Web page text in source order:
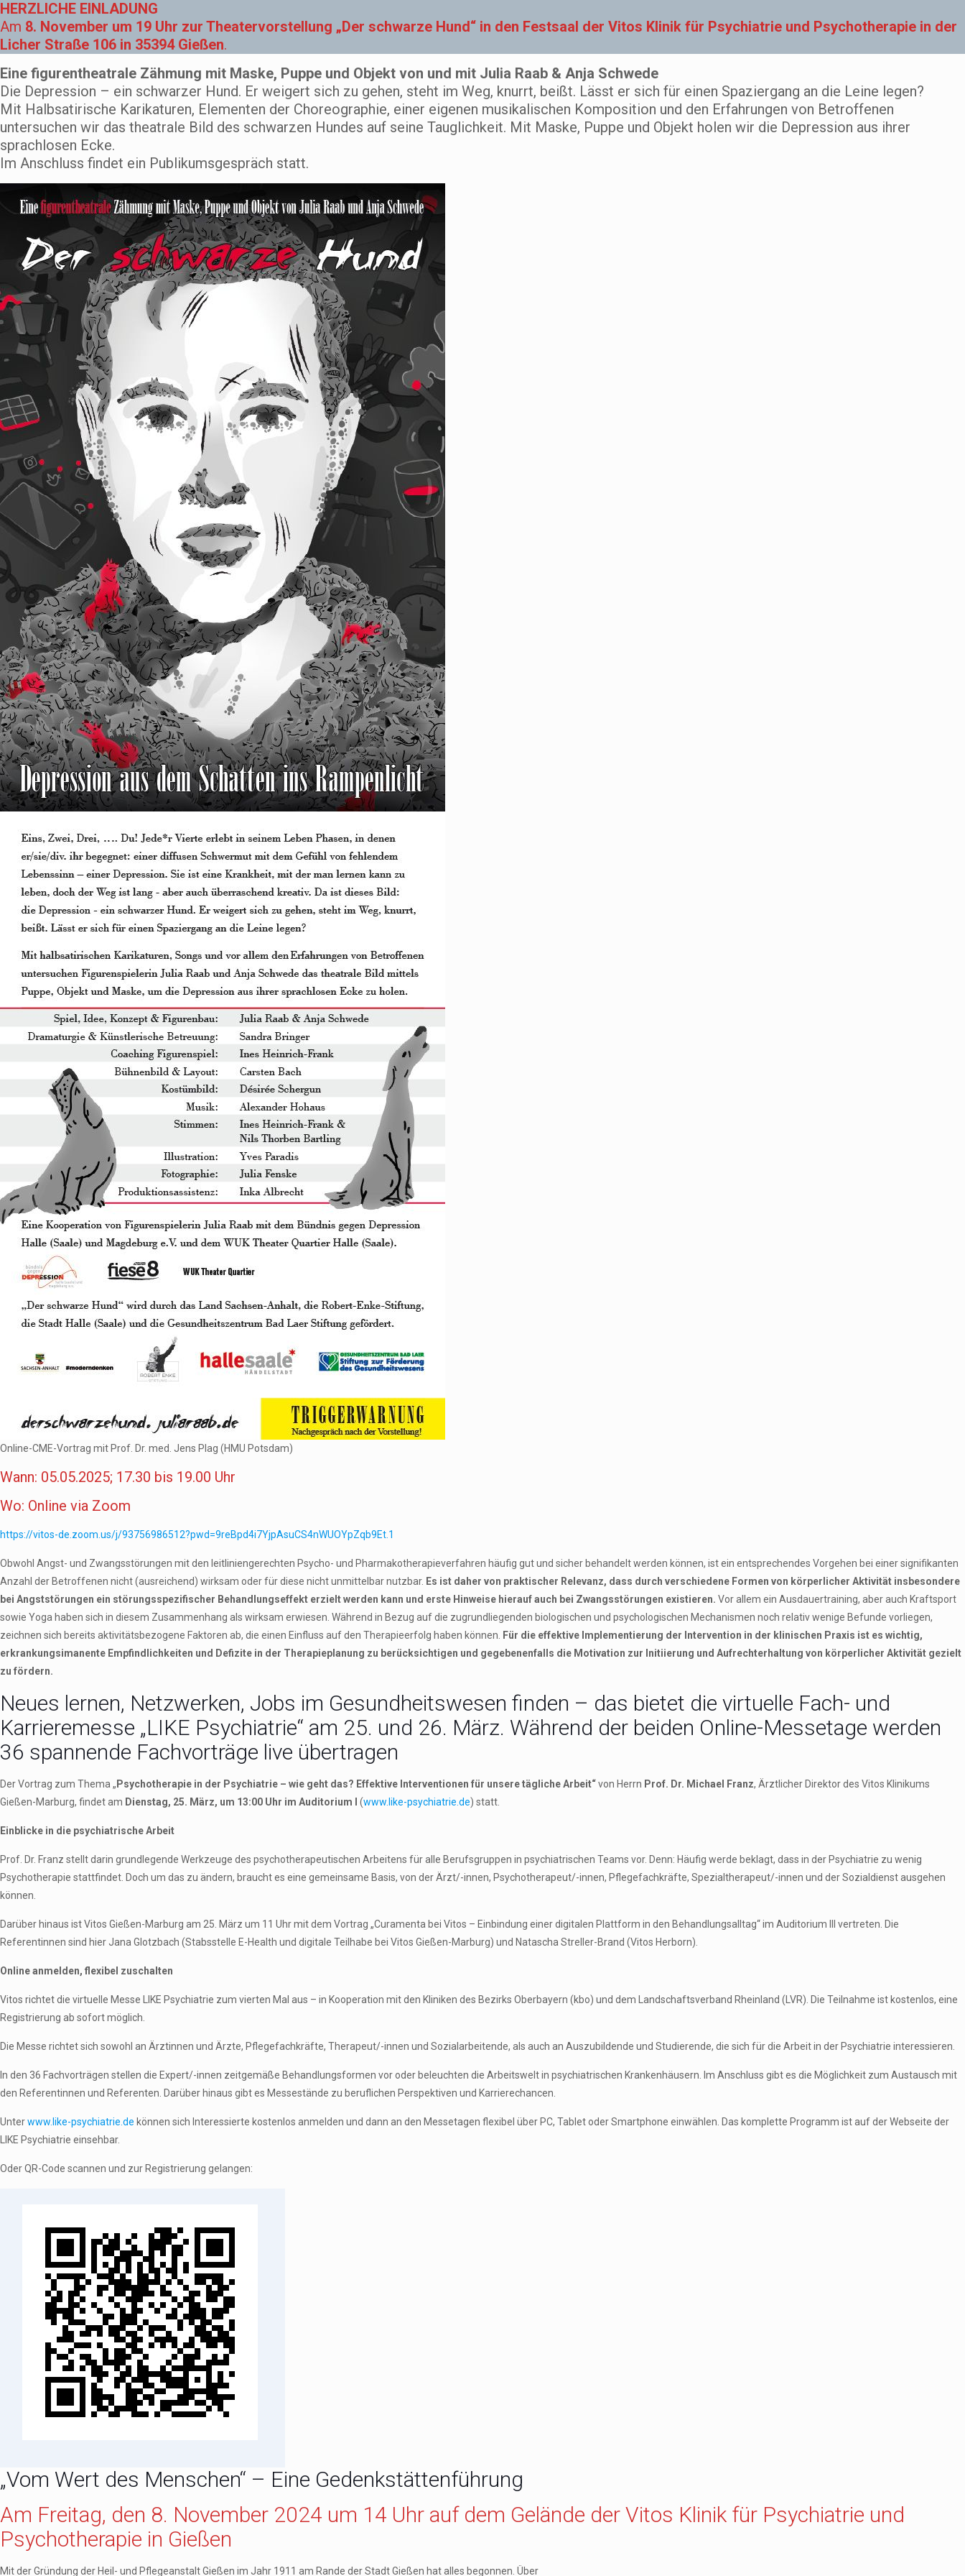
HERZLICHE EINLADUNG
Am 8. November um 19 Uhr zur Theatervorstellung „Der schwarze Hund“ in den Festsaal der Vitos Klinik für Psychiatrie und Psychotherapie in der
Licher Straße 106 in 35394 Gießen.
Eine figurentheatrale Zähmung mit Maske, Puppe und Objekt von und mit Julia Raab & Anja Schwede
Die Depression – ein schwarzer Hund. Er weigert sich zu gehen, steht im Weg, knurrt, beißt. Lässt er sich für einen Spaziergang an die Leine legen?
Mit Halbsatirische Karikaturen, Elementen der Choreographie, einer eigenen musikalischen Komposition und den Erfahrungen von Betroffenen
untersuchen wir das theatrale Bild des schwarzen Hundes auf seine Tauglichkeit. Mit Maske, Puppe und Objekt holen wir die Depression aus ihrer
sprachlosen Ecke.
Im Anschluss findet ein Publikumsgespräch statt.
Online-CME-Vortrag mit Prof. Dr. med. Jens Plag (HMU Potsdam)
Wann: 05.05.2025; 17.30 bis 19.00 Uhr
Wo: Online via Zoom
https://vitos-de.zoom.us/j/93756986512?pwd=9reBpd4i7YjpAsuCS4nWUOYpZqb9Et.1
Obwohl Angst- und Zwangsstörungen mit den leitliniengerechten Psycho- und Pharmakotherapieverfahren häufig gut und sicher behandelt werden können, ist ein entsprechendes Vorgehen bei einer signifikanten
Anzahl der Betroffenen nicht (ausreichend) wirksam oder für diese nicht unmittelbar nutzbar. Es ist daher von praktischer Relevanz, dass durch verschiedene Formen von körperlicher Aktivität insbesondere
bei Angststörungen ein störungsspezifischer Behandlungseffekt erzielt werden kann und erste Hinweise hierauf auch bei Zwangsstörungen existieren. Vor allem ein Ausdauertraining, aber auch Kraftsport
sowie Yoga haben sich in diesem Zusammenhang als wirksam erwiesen. Während in Bezug auf die zugrundliegenden biologischen und psychologischen Mechanismen noch relativ wenige Befunde vorliegen,
zeichnen sich bereits aktivitätsbezogene Faktoren ab, die einen Einfluss auf den Therapieerfolg haben können.
Für die effektive Implementierung der Intervention in der klinischen Praxis ist es wichtig,
erkrankungsimanente Empfindlichkeiten und Defizite in der Therapieplanung zu berücksichtigen und gegebenenfalls die Motivation zur Initiierung und Aufrechterhaltung von körperlicher Aktivität gezielt
zu fördern.
Neues lernen, Netzwerken, Jobs im Gesundheitswesen finden – das bietet die virtuelle Fach- und
Karrieremesse „LIKE Psychiatrie“ am 25. und 26. März. Während der beiden Online-Messetage werden
36 spannende Fachvorträge live übertragen
Der Vortrag zum Thema „ Psychotherapie in der Psychiatrie – wie geht das? Effektive Interventionen für unsere tägliche Arbeit“von Herrn Prof. Dr. Michael Franz, Ärztlicher Direktor des Vitos Klinikums
Gießen-Marburg, findet am Dienstag, 25. März, um 13:00 Uhr im Auditorium I (www.like-psychiatrie.de) statt.
Einblicke in die psychiatrische Arbeit
Prof. Dr. Franz stellt darin grundlegende Werkzeuge des psychotherapeutischen Arbeitens für alle Berufsgruppen in psychiatrischen Teams vor. Denn: Häufig werde beklagt, dass in der Psychiatrie zu wenig
Psychotherapie stattfindet. Doch um das zu ändern, braucht es eine gemeinsame Basis, von der Ärzt/-innen, Psychotherapeut/-innen, Pflegefachkräfte, Spezialtherapeut/-innen und der Sozialdienst ausgehen
können.
Darüber hinaus ist Vitos Gießen-Marburg am 25. März um 11 Uhr mit dem Vortrag „Curamenta bei Vitos – Einbindung einer digitalen Plattform in den Behandlungsalltag“ im Auditorium III vertreten. Die
Referentinnen sind hier Jana Glotzbach (Stabsstelle E-Health und digitale Teilhabe bei Vitos Gießen-Marburg) und Natascha Streller-Brand (Vitos Herborn).
Online anmelden, flexibel zuschalten
Vitos richtet die virtuelle Messe LIKE Psychiatrie zum vierten Mal aus – in Kooperation mit den Kliniken des Bezirks Oberbayern (kbo) und dem Landschaftsverband Rheinland (LVR). Die Teilnahme ist kostenlos, eine
Registrierung ab sofort möglich.
Die Messe richtet sich sowohl an Ärztinnen und Ärzte, Pflegefachkräfte, Therapeut/-innen und Sozialarbeitende, als auch an Auszubildende und Studierende, die sich für die Arbeit in der Psychiatrie interessieren.
In den 36 Fachvorträgen stellen die Expert/-innen zeitgemäße Behandlungsformen vor oder beleuchten die Arbeitswelt in psychiatrischen Krankenhäusern. Im Anschluss gibt es die Möglichkeit zum Austausch mit
den Referentinnen und Referenten. Darüber hinaus gibt es Messestände zu beruflichen Perspektiven und Karrierechancen.
Unterwww.like-psychiatrie.de können sich Interessierte kostenlos anmelden und dann an den Messetagen flexibel über PC, Tablet oder Smartphone einwählen. Das komplette Programm ist auf der Webseite der
LIKE Psychiatrie einsehbar.
Oder QR-Code scannen und zur Registrierung gelangen:
„Vom Wert des Menschen“ – Eine Gedenkstättenführung
Am Freitag, den 8. November 2024 um 14 Uhr auf dem Gelände der Vitos Klinik für Psychiatrie und
Psychotherapie in Gießen
Mit der Gründung der Heil- und Pflegeanstalt Gießen im Jahr 1911 am Rande der Stadt Gießen hat alles begonnen. Über